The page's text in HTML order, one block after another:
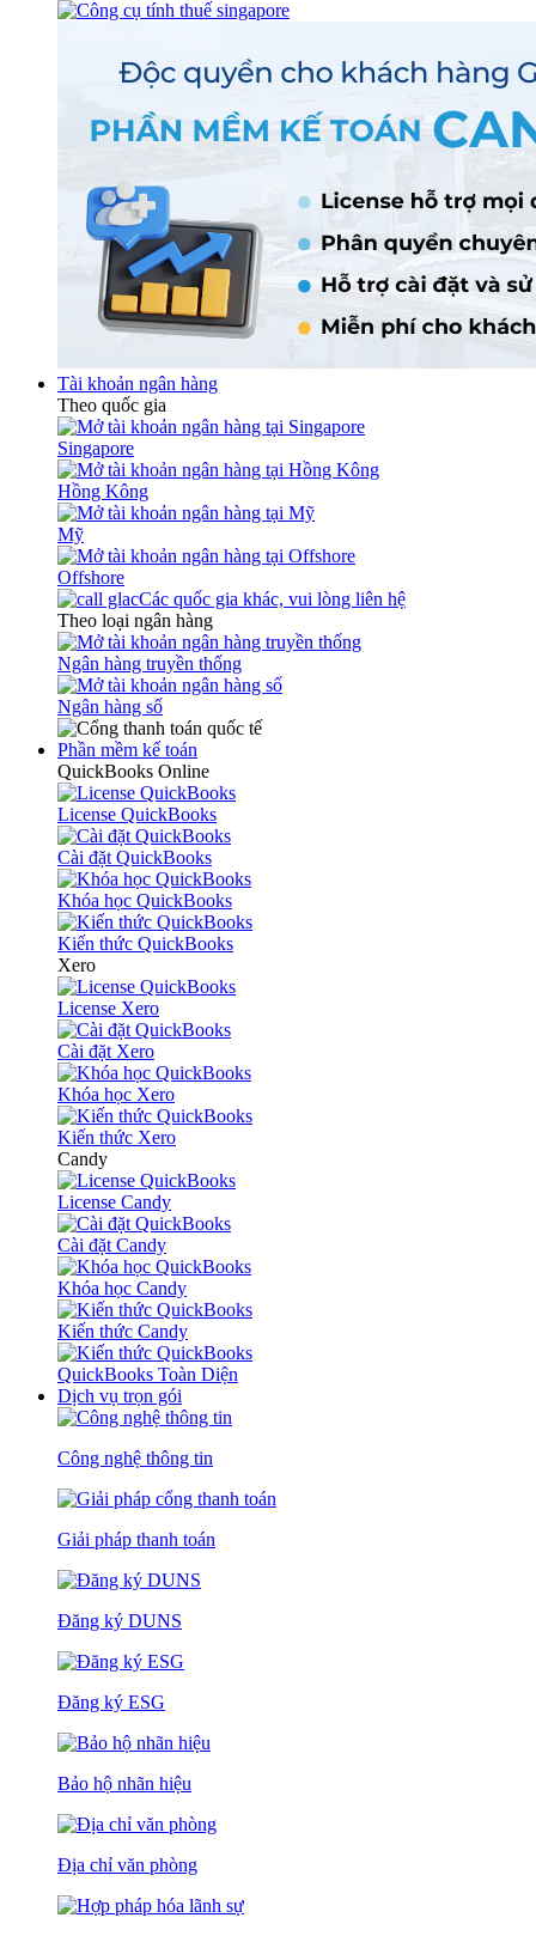
Tài khoản ngân hàng
Theo quốc gia
Singapore
Hồng Kông
Mỹ
Offshore
Các quốc gia khác, vui lòng liên hệ
Theo loại ngân hàng
Ngân hàng truyền thống
Ngân hàng số
Phần mềm kế toán
QuickBooks Online
License QuickBooks
Cài đặt QuickBooks
Khóa học QuickBooks
Kiến thức QuickBooks
Xero
License Xero
Cài đặt Xero
Khóa học Xero
Kiến thức Xero
Candy
License Candy
Cài đặt Candy
Khóa học Candy
Kiến thức Candy
QuickBooks Toàn Diện
Dịch vụ trọn gói
Công nghệ thông tin
Giải pháp thanh toán
Đăng ký DUNS
Đăng ký ESG
Bảo hộ nhãn hiệu
Địa chỉ văn phòng